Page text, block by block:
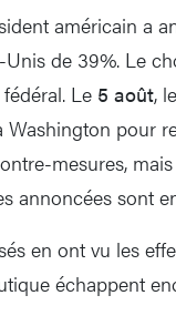
américain a
de 39%. Le
Le 5 août,
Washington pour
mesures,
annoncées sont
en ont vu les
échappent